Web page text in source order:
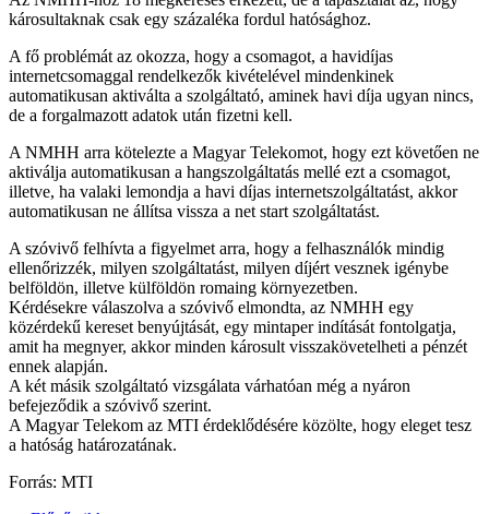
károsultaknak csak egy százaléka fordul hatósághoz.
A fő problémát az okozza, hogy a csomagot, a havidíjas
internetcsomaggal rendelkezők kivételével mindenkinek
automatikusan aktiválta a szolgáltató, aminek havi díja ugyan nincs,
de a forgalmazott adatok után fizetni kell.
A NMHH arra kötelezte a Magyar Telekomot, hogy ezt követően ne
aktiválja automatikusan a hangszolgáltatás mellé ezt a csomagot,
illetve, ha valaki lemondja a havi díjas internetszolgáltatást, akkor
automatikusan ne állítsa vissza a net start szolgáltatást.
A szóvivő felhívta a figyelmet arra, hogy a felhasználók mindig
ellenőrizzék, milyen szolgáltatást, milyen díjért vesznek igénybe
belföldön, illetve külföldön romaing környezetben.
Kérdésekre válaszolva a szóvivő elmondta, az NMHH egy
közérdekű kereset benyújtását, egy mintaper indítását fontolgatja,
amit ha megnyer, akkor minden károsult visszakövetelheti a pénzét
ennek alapján.
A két másik szolgáltató vizsgálata várhatóan még a nyáron
befejeződik a szóvivő szerint.
A Magyar Telekom az MTI érdeklődésére közölte, hogy eleget tesz
a hatóság határozatának.
Forrás: MTI